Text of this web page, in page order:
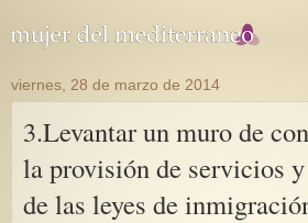
viernes, 28 de marzo de 2014
3.Levantar un muro de
la provisión de servicios y la
de las leyes de